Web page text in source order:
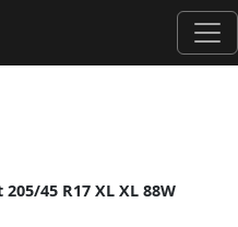
45 R17 XL XL 88W